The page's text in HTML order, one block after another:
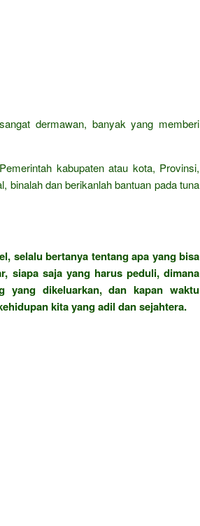
dermawan, banyak yang memberi
kabupaten atau kota, Provinsi,
binalah dan berikanlah bantuan pada tuna
selalu bertanya tentang apa yang bisa
siapa saja yang harus peduli, dimana
yang dikeluarkan, dan kapan waktu
kita yang adil dan sejahtera.